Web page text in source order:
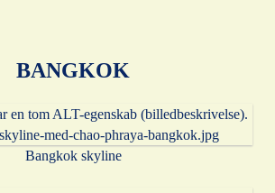
BANGKOK
Bangkok skyline